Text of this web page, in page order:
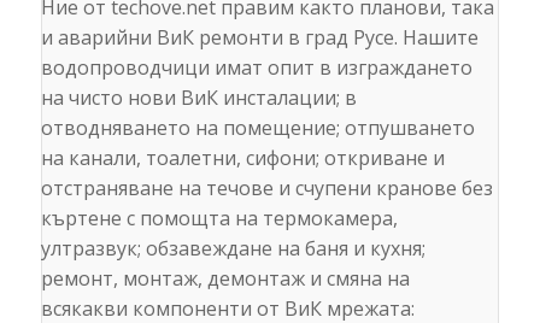
Ние от techove.net правим както планови, така
и аварийни ВиК ремонти в град Русе. Нашите
водопроводчици имат опит в изграждането
на чисто нови ВиК инсталации; в
отводняването на помещение; отпушването
на канали, тоалетни, сифони; откриване и
отстраняване на течове и счупени кранове без
къртене с помощта на термокамера,
ултразвук; обзавеждане на баня и кухня;
ремонт, монтаж, демонтаж и смяна на
всякакви компоненти от ВиК мрежата: